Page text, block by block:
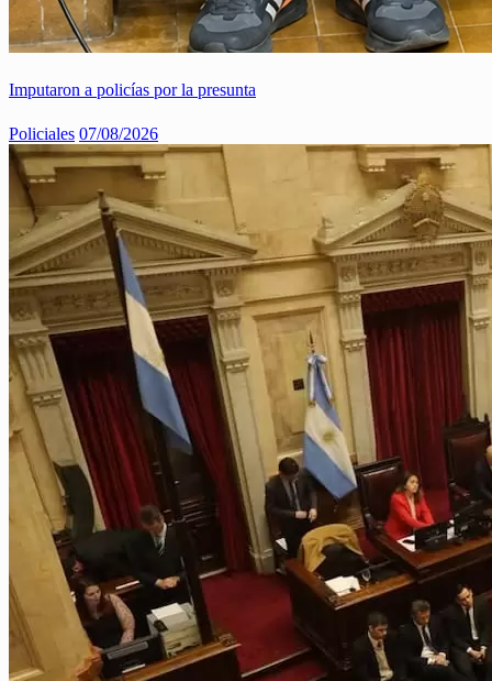
Imputaron a policías por la presunta
Policiales 07/08/2026